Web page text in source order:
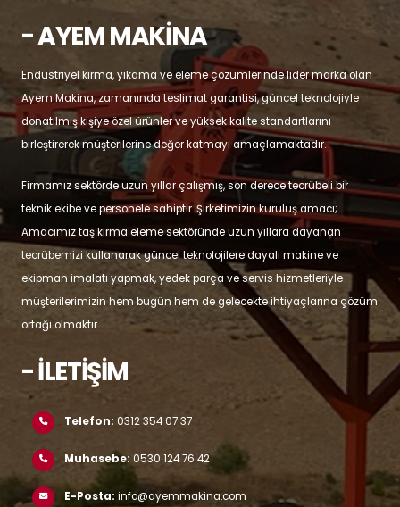
- AYEM MAKİNA
Endüstriyel kırma, yıkama ve eleme çözümlerinde lider marka olan
Ayem Makina, zamanında teslimat garantisi, güncel teknolojiyle
donatılmış kişiye özel ürünler ve yüksek kalite standartlarını
birleştirerek müşterilerine değer katmayı amaçlamaktadır.
Firmamız sektörde uzun yıllar çalışmış, son derece tecrübeli bir
teknik ekibe ve personele sahiptir. Şirketimizin kuruluş amacı;
Amacımız taş kırma eleme sektöründe uzun yıllara dayanan
tecrübemizi kullanarak güncel teknolojilere dayalı makine ve
ekipman imalatı yapmak, yedek parça ve servis hizmetleriyle
müşterilerimizin hem bugün hem de gelecekte ihtiyaçlarına çözüm
ortağı olmaktır...
- İLETİŞİM
Telefon: 0312 354 07 37
Muhasebe: 0530 124 76 42
E-Posta: info@ayemmakina.com